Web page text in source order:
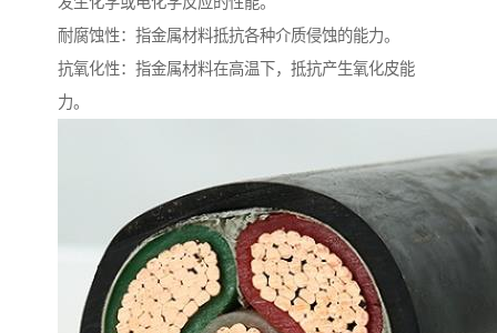
耐腐蚀性：指金属材料抵抗各种介质侵蚀的能力。
抗氧化性：指金属材料在高温下，抵抗产生氧化皮能
力。